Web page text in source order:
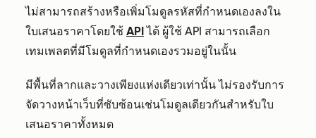
ไม่สามารถสร้างหรือเพิ่มโมดูลรหัสที่กำหนดเองลงใน
ใบเสนอราคาโดยใช้ APIได้ ผู้ใช้ API สามารถเลือก
เทมเพลตที่มีโมดูลที่กำหนดเองรวมอยู่ในนั้น
มีพื้นที่ลากและวางเพียงแห่งเดียวเท่านั้น ไม่รองรับการ
จัดวางหน้าเว็บที่ซับซ้อนเช่นโมดูลเดียวกันสำหรับใบ
เสนอราคาทั้งหมด